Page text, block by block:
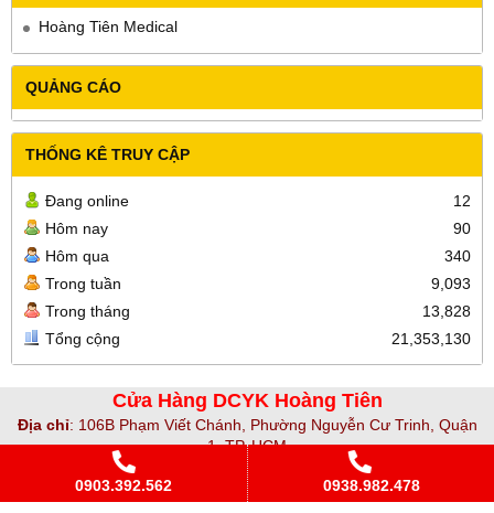
Hoàng Tiên Medical
QUẢNG CÁO
THỐNG KÊ TRUY CẬP
Đang online
12
Hôm nay
90
Hôm qua
340
Trong tuần
9,093
Trong tháng
13,828
Tổng cộng
21,353,130
Cửa Hàng DCYK Hoàng Tiên
Địa chỉ: 106B Phạm Viết Chánh, Phường Nguyễn Cư Trinh, Quận
1, TP. HCM
(028) 3925 5471 / Đặt hàng: 093 898 2478 (Zalo)
Hotline
0903 392 562
(Ms Ảnh)
0903.392.562 0938.982.478